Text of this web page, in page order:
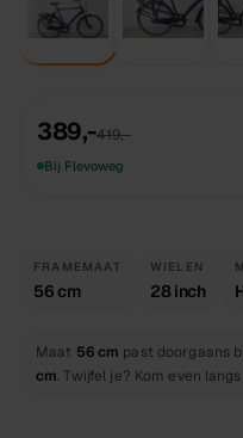
389,-419,-
Bij Flevoweg
FRAMEMAAT
56 cm
WIELEN
28 inch
Maat 56 cm past doorgaans
cm. Twijfel je? Kom even